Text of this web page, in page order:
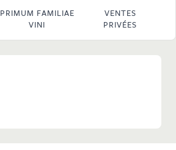
PRIMUM FAMILIAE
VINI
VENTES
PRIVÉES